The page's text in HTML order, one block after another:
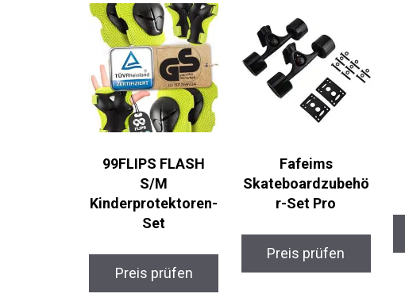
99FLIPS FLASH
S/M
Kinderprotektoren-
Fafeims
Skateboardzubehö